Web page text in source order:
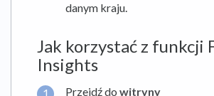
danym kraju.
Jak korzystać z funkcji
Insights
Przejdź do witryny